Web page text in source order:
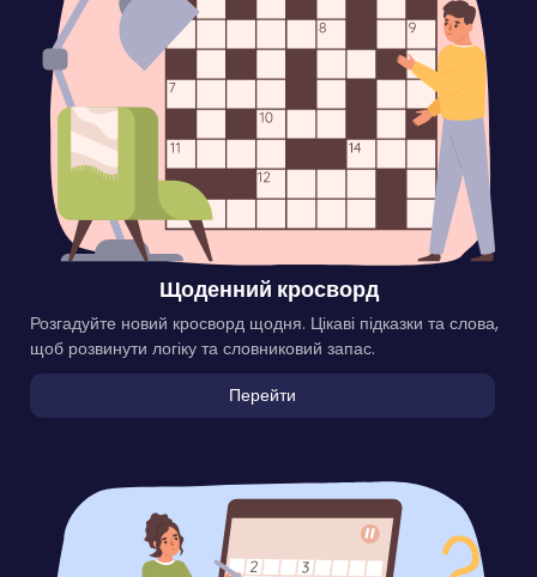
Щоденний кросворд
Розгадуйте новий кросворд щодня. Цікаві підказки та слова,
щоб розвинути логіку та словниковий запас.
Перейти